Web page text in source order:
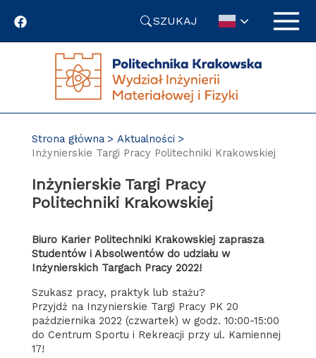
SZUKAJ
Strona główna
Aktualności
Inżynierskie Targi Pracy Politechniki Krakowskiej
Inżynierskie Targi Pracy
Politechniki Krakowskiej
Biuro Karier Politechniki Krakowskiej zaprasza
Studentów i Absolwentów do udziału w
Inżynierskich Targach Pracy 2022!
Szukasz pracy, praktyk lub stażu?
Przyjdź na Inzynierskie Targi Pracy PK 20
października 2022 (czwartek) w godz. 10:00-15:00
do Centrum Sportu i Rekreacji przy ul. Kamiennej
17!